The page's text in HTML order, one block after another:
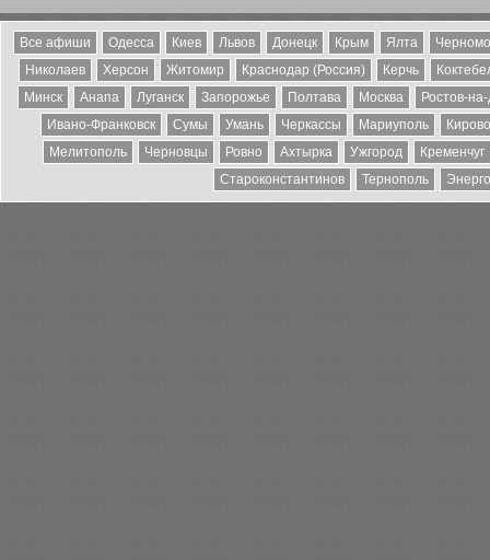
Все афиши Одесса Киев Львов Донецк Крым Ялта
Николаев
Херсон Житомир Краснодар (Россия) Керчь
Минск
Анапа Луганск Запорожье Полтава Москва
Ростов-
Ивано-Франковск
Сумы Умань Черкассы Мариуполь
Мелитополь
Черновцы Ровно Ахтырка Ужгород
Кременчуг
Староконстантинов
Тернополь